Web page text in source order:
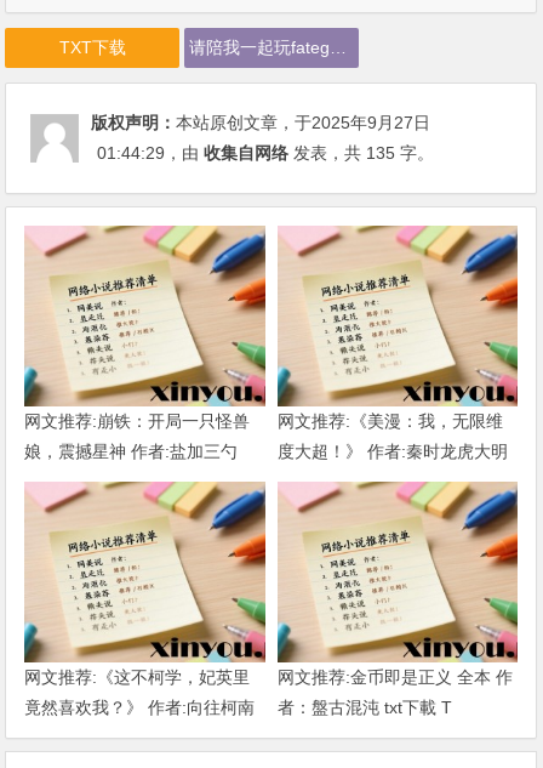
TXT下载 请陪我一起玩fatego下载
版权声明：本站原创文章，于2025年9月27日
01:44:29 ，由收集自网络 发表，共 135 字。
网文推荐:崩铁：开局一只怪兽
娘，震撼星神 作者:盐加三勺
（1-218）TXT下载
网文推荐:《美漫：我，无限维
度大超！》 作者:秦时龙虎大明
1-802章 TXT下载
网文推荐:《这不柯学，妃英里
竟然喜欢我？》 作者:向往柯南
1-189章 TXT下载
网文推荐:金币即是正义 全本 作
者：盤古混沌 txt下載 T